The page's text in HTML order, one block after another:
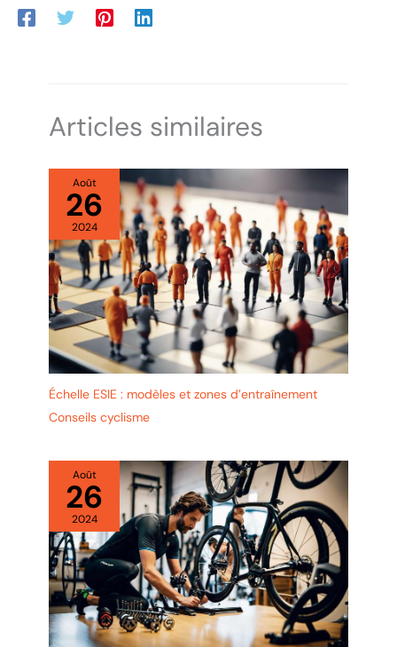
rouille. Avec 3 touches:Le paquet de serrure de chaîne de vélo
contient 3 clés, ce qui est unique et rend le vol plus difficile. Sûr
Articles similaires
Août
26
2024
Échelle ESIE : modèles et zones d’entraînement
Conseils cyclisme
Août
26
2024